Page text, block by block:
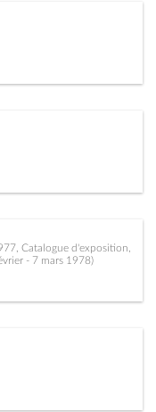
Catalogue d'exposition,
- 7 mars 1978)